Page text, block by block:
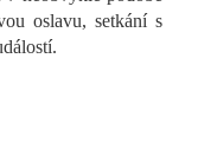
oslavu, setkání s